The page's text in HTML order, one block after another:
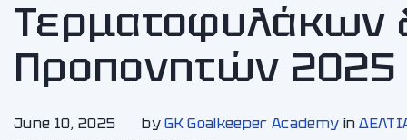
Τερματοφυλάκων
Προπονητών 2025
June 10, 2025 byGK Goalkeeper Academy in